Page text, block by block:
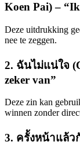
Koen Pai) –
Deze uitdrukking
nee te zeggen.
2. ฉันไม่แน่ใจ
zeker van”
Deze zin kan
winnen zonder
3. ครั้งหน้าแล้ว